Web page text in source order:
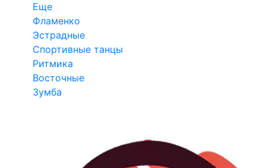
Еще
Фламенко
Эстрадные
Спортивные танцы
Ритмика
Восточные
Зумба